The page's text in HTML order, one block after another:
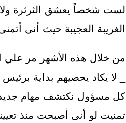
لست شخصاً يعشق الثرثرة
الغريبة العجيبة حيث أنى
من خلال هذه الأشهر مر علي
_ لا يكاد يحصيهم بداية
كل مسؤول نكتشف مهام
تمنيت لو أنى أصبحت منذ